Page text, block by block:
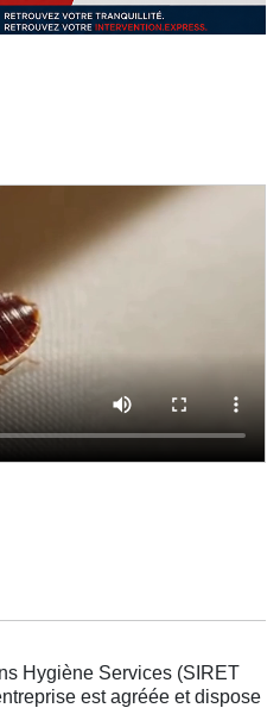
Hygiène Services (SIRET
est agréée et dispose